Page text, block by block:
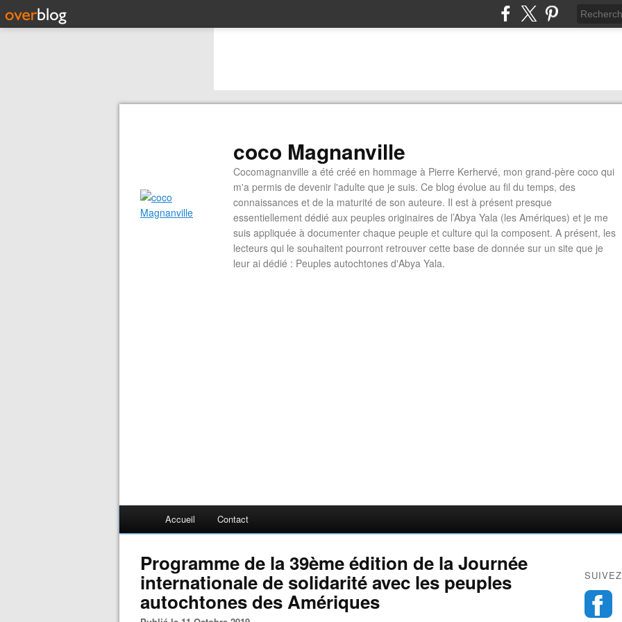
coco Magnanville
Cocomagnanville a été créé en hommage à Pierre Kerhervé, mon grand-père coco qui
m'a permis de devenir l'adulte que je suis. Ce blog évolue au fil du temps, des
connaissances et de la maturité de son auteure. Il est à présent presque
essentiellement dédié aux peuples originaires de l’Abya Yala (les Amériques) et je me
suis appliquée à documenter chaque peuple et culture qui la composent. A présent, les
lecteurs qui le souhaitent pourront retrouver cette base de donnée sur un site que je
leur ai dédié : Peuples autochtones d'Abya Yala.
Accueil Contact
Programme de la 39ème édition de la Journée
internationale de solidarité avec les peuples
autochtones des Amériques